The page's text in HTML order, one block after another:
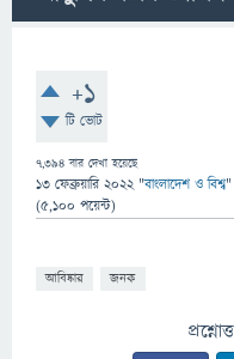
+1
টি ভোট
7,394 বার দেখা হয়েছে
13 ফেব্রুয়ারি 2022 "বাংলাদেশ ও বিশ্ব"
(5,100 পয়েন্ট)
আবিষ্কার জনক